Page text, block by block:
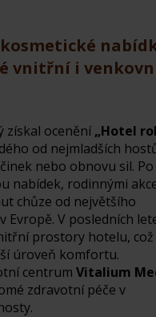
vnitřní i
získal ocenění „Hotel
od nejmladších
nebo obnovu sil. Po
nabídek, rodinnými
chůze od největšího
V posledních
prostory hotelu, což
úroveň komfortu.
centrum Vitalium
zdravotní péče v